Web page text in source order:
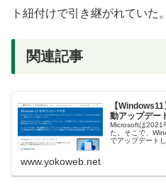
ト紐付けで引き継がれていた。
関連記事
【
動アップデー
Microsoftは2021
た。そこで、
でアップデート
www.yokoweb.net